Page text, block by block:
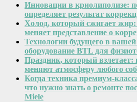
Инновации в криолиполизе:
определяет результат
Холод, который сжигает
меняет представление о
Технологии будущего в
оборудование BTL для
Праздник, который
меняют атмосферу любого
Когда техника премиум-
что нужно знать о ремонте
Miele